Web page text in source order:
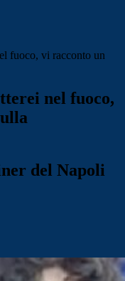
fuoco, vi racconto un
nel fuoco,
del Napoli